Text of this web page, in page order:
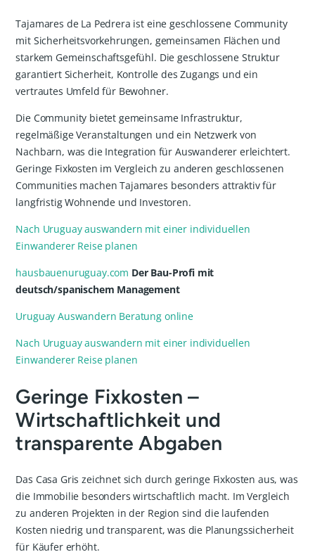
Tajamares de La Pedrera ist eine geschlossene Community
mit Sicherheitsvorkehrungen, gemeinsamen Flächen und
starkem Gemeinschaftsgefühl. Die geschlossene Struktur
garantiert Sicherheit, Kontrolle des Zugangs und ein
vertrautes Umfeld für Bewohner.
Die Community bietet gemeinsame Infrastruktur,
regelmäßige Veranstaltungen und ein Netzwerk von
Nachbarn, was die Integration für Auswanderer erleichtert.
Geringe Fixkosten im Vergleich zu anderen geschlossenen
Communities machen Tajamares besonders attraktiv für
langfristig Wohnende und Investoren.
Nach Uruguay auswandern mit einer individuellen
Einwanderer Reise planen
hausbauenuruguay.com Der Bau-Profi mit
deutsch/spanischem Management
Uruguay Auswandern Beratung online
Nach Uruguay auswandern mit einer individuellen
Einwanderer Reise planen
Geringe Fixkosten –
Wirtschaftlichkeit und
transparente Abgaben
Das Casa Gris zeichnet sich durch geringe Fixkosten aus, was
die Immobilie besonders wirtschaftlich macht. Im Vergleich
zu anderen Projekten in der Region sind die laufenden
Kosten niedrig und transparent, was die Planungssicherheit
für Käufer erhöht.